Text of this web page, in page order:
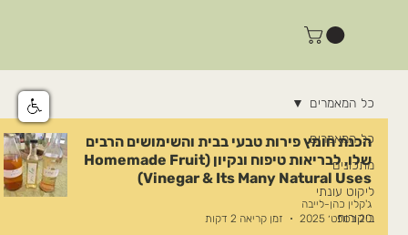
כל המאמרים
מתכונים
ליקוט עונתי
ביקורות
כל המאמרים
הכנת חומץ פירות טבעי בבית והשימושים הרבים
שלו, לבריאות טיפוח ונקיון (Homemade Fruit
Vinegar & Its Many Natural Uses)
ג'קלין כהן-לייבה
20 בספט׳ 2025
זמן קריאה 2 דקות